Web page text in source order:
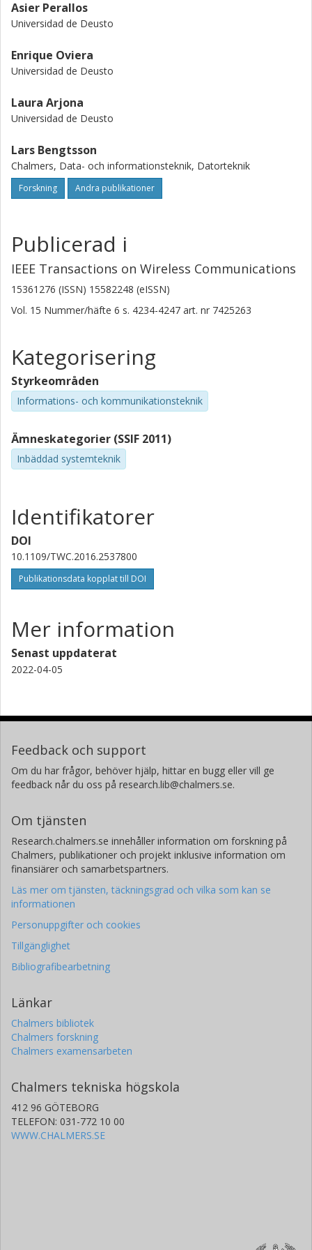
Asier Perallos
Universidad de Deusto
Enrique Oviera
Universidad de Deusto
Laura Arjona
Universidad de Deusto
Lars Bengtsson
Chalmers, Data- och informationsteknik, Datorteknik
Forskning Andra publikationer
Publicerad i
IEEE Transactions on Wireless Communications
15361276 (ISSN) 15582248 (eISSN)
Vol. 15 Nummer/häfte 6 s. 4234-4247 art. nr 7425263
Kategorisering
Styrkeområden
Informations- och kommunikationsteknik
Ämneskategorier (SSIF 2011)
Inbäddad systemteknik
Identifikatorer
DOI
10.1109/TWC.2016.2537800
Publikationsdata kopplat till DOI
Mer information
Senast uppdaterat
2022-04-05
Feedback och support
Om du har frågor, behöver hjälp, hittar en bugg eller vill ge
feedback når du oss på research.lib@chalmers.se.
Om tjänsten
Research.chalmers.se innehåller information om forskning på
Chalmers, publikationer och projekt inklusive information om
finansiärer och samarbetspartners.
Läs mer om tjänsten, täckningsgrad och vilka som kan se
informationen
Personuppgifter och cookies
Tillgänglighet
Bibliografibearbetning
Länkar
Chalmers bibliotek
Chalmers forskning
Chalmers examensarbeten
Chalmers tekniska högskola
412 96 GÖTEBORG
TELEFON: 031-772 10 00
WWW.CHALMERS.SE